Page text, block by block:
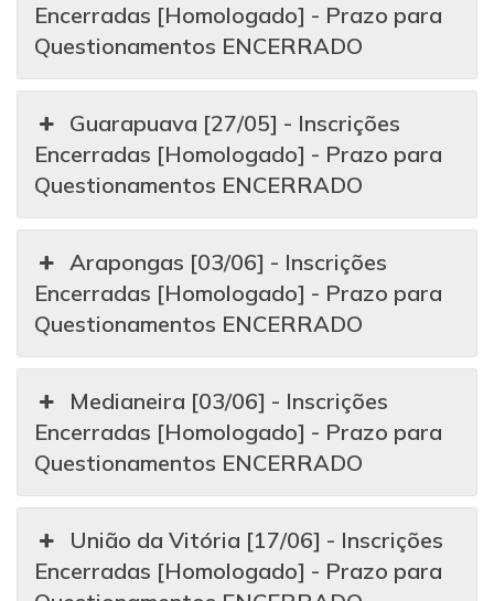
Encerradas [Homologado] - Prazo para
Questionamentos ENCERRADO
Guarapuava [27/05] - Inscrições
Encerradas [Homologado] - Prazo para
Questionamentos ENCERRADO
Arapongas [03/06] - Inscrições
Encerradas [Homologado] - Prazo para
Questionamentos ENCERRADO
Medianeira [03/06] - Inscrições
Encerradas [Homologado] - Prazo para
Questionamentos ENCERRADO
União da Vitória [17/06] - Inscrições
Encerradas [Homologado] - Prazo para